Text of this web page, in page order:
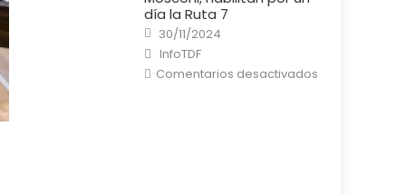
día la Ruta 7
Posted
on
30/11/2024
Author
InfoTDF
Comentarios desactivadosen
El